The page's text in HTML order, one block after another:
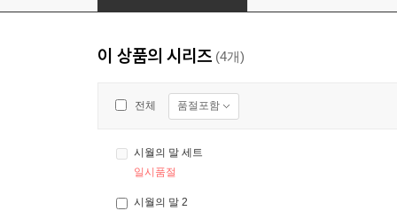
이 상품의 시리즈 (4개)
전체 품절포함
시월의 말 세트
일시품절
시월의 말 2